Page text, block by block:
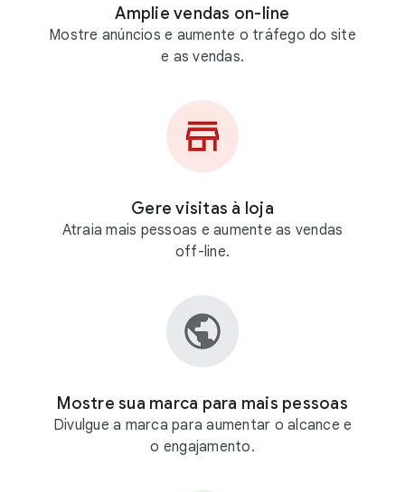
Amplie vendas on-line
Mostre anúncios e aumente o tráfego do site
e as vendas.
Gere visitas à loja
Atraia mais pessoas e aumente as vendas
off-line.
Mostre sua marca para mais pessoas
Divulgue a marca para aumentar o alcance e
o engajamento.